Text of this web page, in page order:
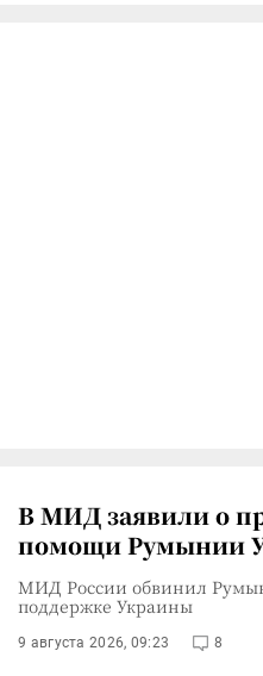
В МИД заявили о
помощи Румынии
МИД России обвинил
поддержке Украины
9 августа 2026, 09:23 8